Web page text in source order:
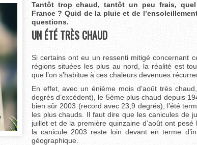
Tantôt trop chaud, tantôt un peu frais,
France ? Quid de la pluie et de
questions.
UN ÉTÉ TRÈS CHAUD
Si certains ont eu un ressenti mitigé concernant
régions situées les plus au nord, la réalité est
que l’on s’habitue à ces chaleurs devenues
En effet, avec un énième mois d’août très
degrés d’excédent), le 5ème plus chaud depuis
bien sûr 2003 (record avec 23,9 degrés), l’été
les plus chauds. Il faut dire que les canicules de
juillet et de la première quinzaine d’août ont
la canicule 2003 reste loin devant en terme
géographique.